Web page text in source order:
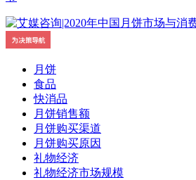
月饼
食品
快消品
月饼销售额
月饼购买渠道
月饼购买原因
礼物经济
礼物经济市场规模